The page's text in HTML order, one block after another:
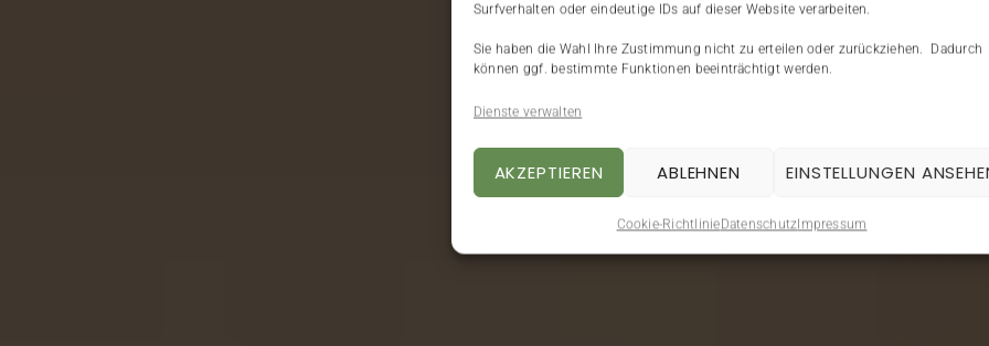
Surfverhalten oder eindeutige IDs auf dieser Website verarbeiten.
Sie haben die Wahl Ihre Zustimmung nicht zu erteilen oder zurückziehen. Dadurch
können ggf. bestimmte Funktionen beeinträchtigt werden.
Dienste verwalten
AKZEPTIEREN ABLEHNEN EINSTELLUNGEN
Cookie-RichtlinieDatenschutzImpressum